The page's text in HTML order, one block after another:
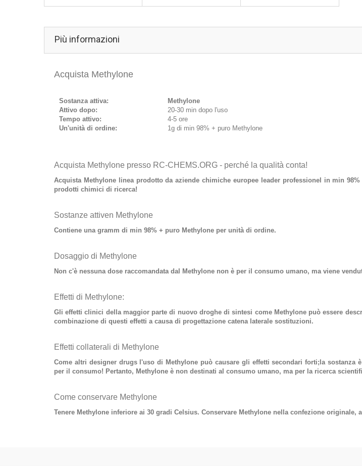
Più informazioni
Acquista Methylone
Sostanza attiva:
Attivo dopo:
Tempo attivo:
Un'unità di ordine:
Methylone
20-30 min dopo l'uso
4-5 ore
1g di min 98% + puro Methylone
Acquista Methylone presso RC-CHEMS.ORG - perché la qualità conta!
Acquista Methylonelinea prodotto da aziende chimiche europee leader professionel in min
prodotti chimici di ricerca!
Sostanze attiven Methylone
Contiene una gramm di min 98% + puro Methylone per unità di ordine.
Dosaggio di Methylone
Non c'è nessuna dose raccomandata dal Methylone non è per il consumo umano, ma viene
Effetti di Methylone:
Gli effetti clinici della maggior parte di nuovo droghe di sintesi come Methylonepuò essere
combinazione di questi effetti a causa di progettazione catena laterale sostituzioni.
Effetti collaterali di Methylone
Come altri designer drugs l'uso di Methylone può causare gli effetti secondari forti;la sostanza
per il consumo! Pertanto, Methylone è non destinati al consumo umano, ma per la ricerca
Come conservare Methylone
Tenere Methylone inferiore ai 30 gradi Celsius. Conservare Methylone nella confezione